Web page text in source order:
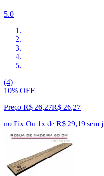
5.0
(4)
10% OFF
Preço R$ 26,27R$ 26,27
no Pix Ou 1x de R$ 29,19 sem